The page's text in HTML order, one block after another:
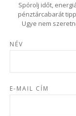
Spórolj időt,
pénztárcabarát
Ugye nem
NÉV
E-MAIL CÍM